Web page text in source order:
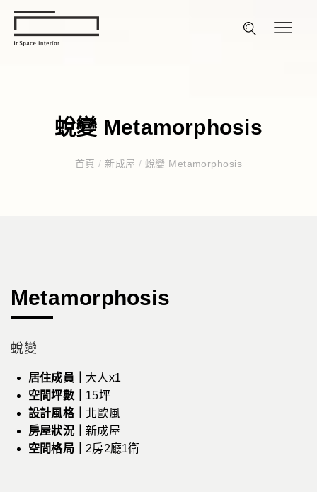
蛻變 Metamorphosis
首頁/ 新成屋 / 蛻變 Metamorphosis
Metamorphosis
蛻變
居住成員｜ 大人x1
空間坪數｜ 15坪
設計風格｜ 北歐風
房屋狀況｜新成屋
空間格局｜ 2房2廳1衛